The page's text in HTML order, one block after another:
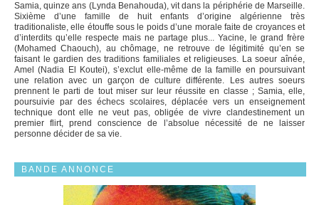
Samia, quinze ans (Lynda Benahouda), vit dans la périphérie de Marseille.
Sixième d’une famille de huit enfants d’origine algérienne très
traditionaliste, elle étouffe sous le poids d’une morale faite de croyances et
d’interdits qu’elle respecte mais ne partage plus... Yacine, le grand frère
(Mohamed Chaouch), au chômage, ne retrouve de légitimité qu’en se
faisant le gardien des traditions familiales et religieuses. La soeur aînée,
Amel (Nadia El Koutei), s’exclut elle-même de la famille en poursuivant
une relation avec un garçon de culture différente. Les autres soeurs
prennent le parti de tout miser sur leur réussite en classe ; Samia, elle,
poursuivie par des échecs scolaires, déplacée vers un enseignement
technique dont elle ne veut pas, obligée de vivre clandestinement un
premier flirt, prend conscience de l’absolue nécessité de ne laisser
personne décider de sa vie.
BANDE ANNONCE